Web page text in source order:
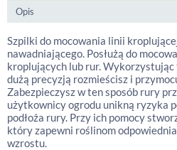
Opis
Szpilki do mocowania linii
nawadniającego. Posłużą do
kroplujących lub rur. Wykorzystując
dużą precyzją rozmieścisz i
Zabezpieczysz w ten sposób rury
użytkownicy ogrodu unikną ryzyka
podłoża rury. Przy ich pomocy
który zapewni roślinom
wzrostu.